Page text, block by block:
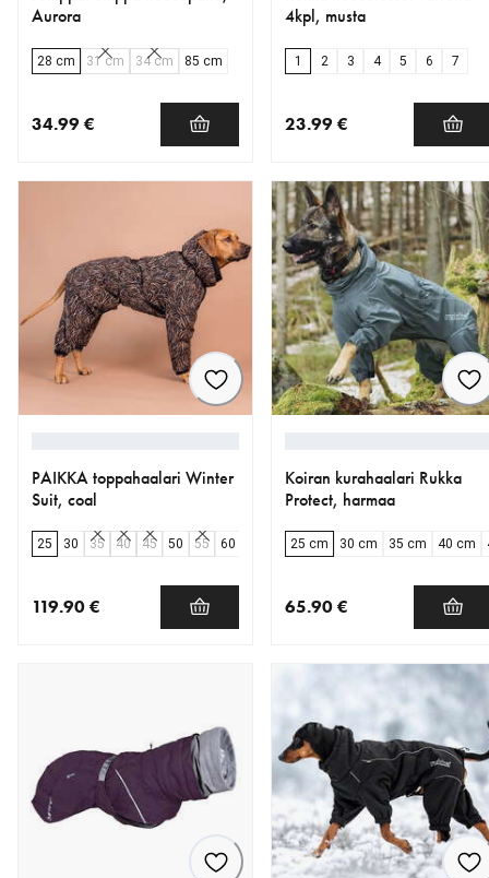
Aurora
28 cm 31 cm 34 cm 85 cm
34.99 €
4kpl, musta
1 2 3 4 5 6 7
23.99 €
PAIKKA toppahaalari Winter
Suit, coal
25 30 35 40 45 50 55 60 80
119.90 €
Koiran kurahaalari Rukka
Protect, harmaa
25 cm 30 cm 35 cm 40 cm
65.90 €